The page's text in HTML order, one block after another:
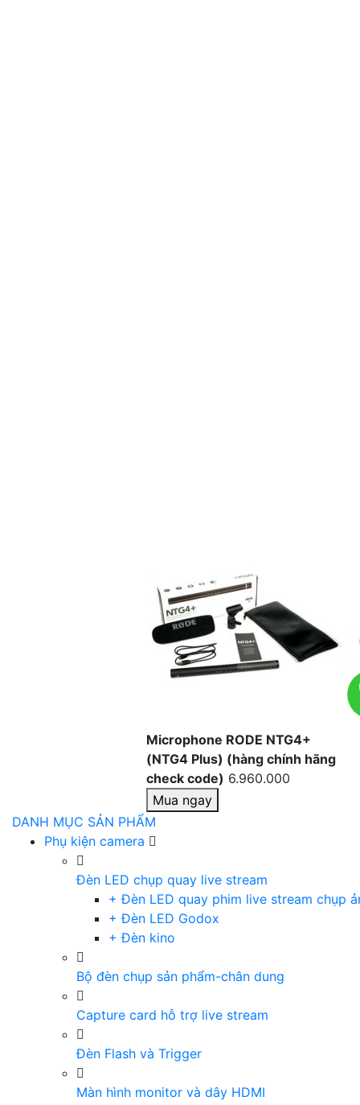
Microphone RODE NTG4+
(NTG4 Plus) (hàng chính hãng
check code) 6.960.000
Mua ngay
DANH MỤC SẢN PHẨM
Phụ kiện camera
Đèn LED chụp quay live stream
+ Đèn LED quay phim live stream chụp
+ Đèn LED Godox
+ Đèn kino
Bộ đèn chụp sản phẩm-chân dung
Capture card hỗ trợ live stream
Đèn Flash và Trigger
Màn hình monitor và dây HDMI